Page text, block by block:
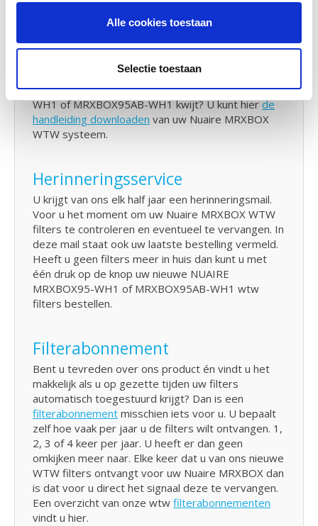
Alle cookies toestaan
Selectie toestaan
daarna nooit meer de verkeerde filters bestelt.
Handleiding Nuaire MRXBOX95-
WH1 en MRXBOX95AB-WH1
Bent u de handleiding van de NUAIRE MRXBOX95-
WH1 of MRXBOX95AB-WH1 kwijt? U kunt hierde
handleiding downloaden van uw Nuaire MRXBOX
WTW systeem.
Herinneringsservice
U krijgt van ons elk half jaar een herinneringsmail.
Voor u het moment om uw Nuaire MRXBOX WTW
filters te controleren en eventueel te vervangen. In
deze mail staat ook uw laatste bestelling vermeld.
Heeft u geen filters meer in huis dan kunt u met
één druk op de knop uw nieuwe NUAIRE
MRXBOX95-WH1 of MRXBOX95AB-WH1 wtw
filters bestellen.
Filterabonnement
Bent u tevreden over ons product én vindt u het
makkelijk als u op gezette tijden uw filters
automatisch toegestuurd krijgt? Dan is een
filterabonnement misschien iets voor u. U bepaalt
zelf hoe vaak per jaar u de filters wilt ontvangen. 1,
2, 3 of 4 keer per jaar. U heeft er dan geen
omkijken meer naar. Elke keer dat u van ons nieuwe
WTW filters ontvangt voor uw Nuaire MRXBOX dan
is dat voor u direct het signaal deze te vervangen.
Een overzicht van onze wtw filterabonnementen
vindt u hier.